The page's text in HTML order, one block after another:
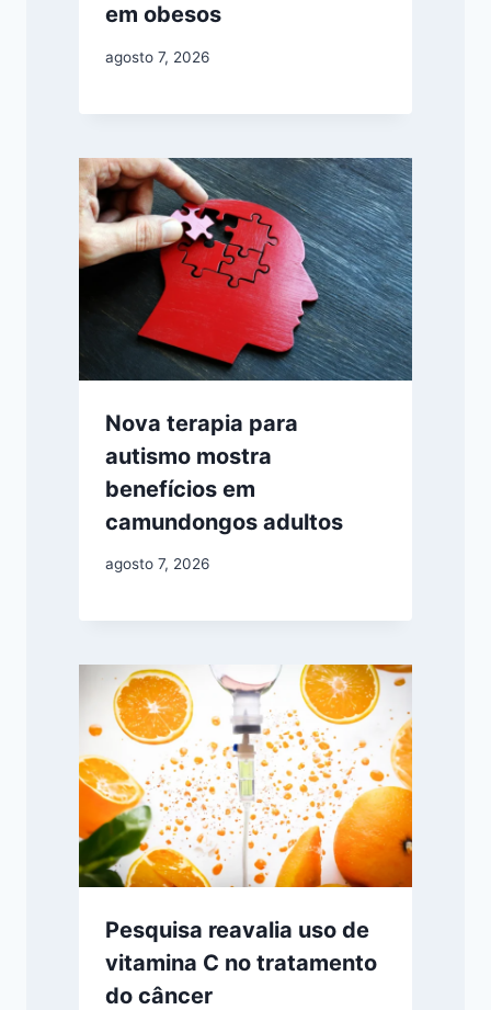
em obesos
agosto 7, 2026
Nova terapia para
autismo mostra
benefícios em
camundongos adultos
agosto 7, 2026
Pesquisa reavalia uso de
vitamina C no tratamento
do câncer